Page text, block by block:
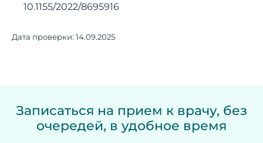
10.1155/2022/8695916
Дата проверки: 14.09.2025
Записаться на прием к врачу, без
очередей, в удобное время